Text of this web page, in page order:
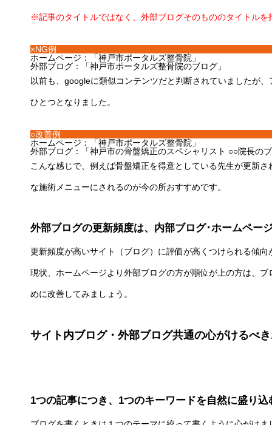
※記事のタイトルではなく、外部ブログそのもののタイトルを
×NG例
ホームページ：「神戸市ポータルズ整骨院」
外部ブログ：「神戸市ポータルズ整骨院のブログ」
以前も、googleに類似コンテンツだと判断されていましたが
ひとつとなりました。
○改善例
ホームページ：「神戸市ポータルズ整骨院」
外部ブログ：「神戸市の骨盤矯正のスペシャリスト ○○院長の
こんな感じで、例えば骨盤矯正を得意としている先生が更新
な施術メニューにされるのが今の所おすすめです。
外部ブログの更新頻度は、内部ブログ･ホームペー
更新頻度が高いサイト（ブログ）に評価が高くつけられる傾向
現状、ホームページより外部ブログの方が順位が上の方は、
めに改善してみましょう。
サイト内ブログ・外部ブログ共通の心がけるべ
1つの記事につき、1つのキーワードを自然に盛り込